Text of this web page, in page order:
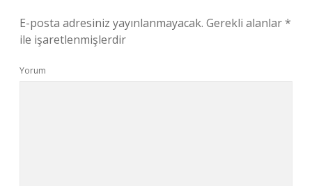
E-posta adresiniz yayınlanmayacak. Gerekli alanlar*
ile işaretlenmişlerdir
Yorum